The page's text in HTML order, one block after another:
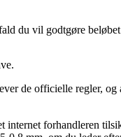
du vil godtgøre
de officielle regler,
internet forhandleren